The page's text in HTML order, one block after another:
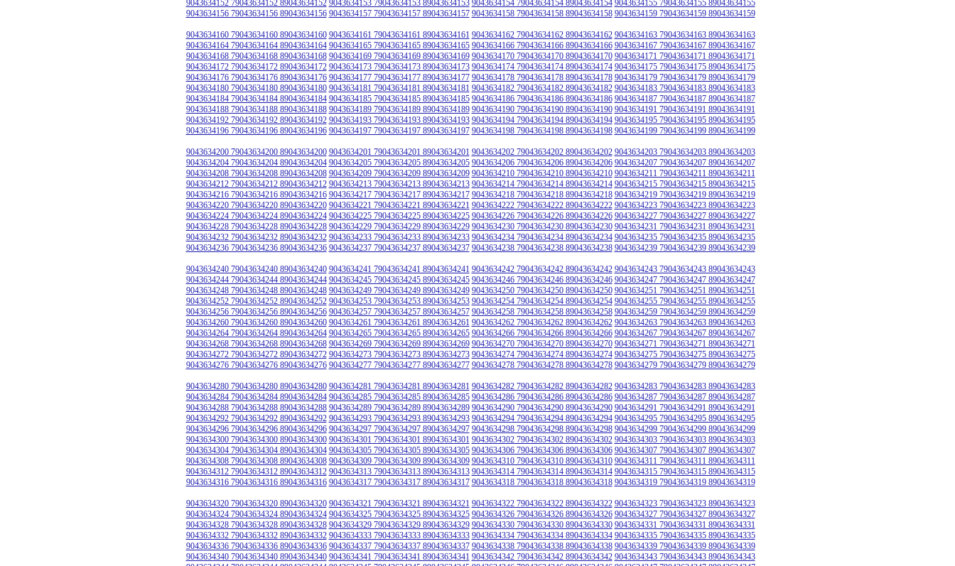
9043634152 79043634152 89043634152 9043634153 79043634153 89043634153 9043634154 79043634154 89043634154 9043634155 79043634155 89043634155
9043634156 79043634156 89043634156 9043634157 79043634157 89043634157 9043634158 79043634158 89043634158 9043634159 79043634159 89043634159
9043634160 79043634160 89043634160 9043634161 79043634161 89043634161 9043634162 79043634162 89043634162 9043634163 79043634163 89043634163
9043634164 79043634164 89043634164 9043634165 79043634165 89043634165 9043634166 79043634166 89043634166 9043634167 79043634167 89043634167
9043634168 79043634168 89043634168 9043634169 79043634169 89043634169 9043634170 79043634170 89043634170 9043634171 79043634171 89043634171
9043634172 79043634172 89043634172 9043634173 79043634173 89043634173 9043634174 79043634174 89043634174 9043634175 79043634175 89043634175
9043634176 79043634176 89043634176 9043634177 79043634177 89043634177 9043634178 79043634178 89043634178 9043634179 79043634179 89043634179
9043634180 79043634180 89043634180 9043634181 79043634181 89043634181 9043634182 79043634182 89043634182 9043634183 79043634183 89043634183
9043634184 79043634184 89043634184 9043634185 79043634185 89043634185 9043634186 79043634186 89043634186 9043634187 79043634187 89043634187
9043634188 79043634188 89043634188 9043634189 79043634189 89043634189 9043634190 79043634190 89043634190 9043634191 79043634191 89043634191
9043634192 79043634192 89043634192 9043634193 79043634193 89043634193 9043634194 79043634194 89043634194 9043634195 79043634195 89043634195
9043634196 79043634196 89043634196 9043634197 79043634197 89043634197 9043634198 79043634198 89043634198 9043634199 79043634199 89043634199
9043634200 79043634200 89043634200 9043634201 79043634201 89043634201 9043634202 79043634202 89043634202 9043634203 79043634203 89043634203
9043634204 79043634204 89043634204 9043634205 79043634205 89043634205 9043634206 79043634206 89043634206 9043634207 79043634207 89043634207
9043634208 79043634208 89043634208 9043634209 79043634209 89043634209 9043634210 79043634210 89043634210 9043634211 79043634211 89043634211
9043634212 79043634212 89043634212 9043634213 79043634213 89043634213 9043634214 79043634214 89043634214 9043634215 79043634215 89043634215
9043634216 79043634216 89043634216 9043634217 79043634217 89043634217 9043634218 79043634218 89043634218 9043634219 79043634219 89043634219
9043634220 79043634220 89043634220 9043634221 79043634221 89043634221 9043634222 79043634222 89043634222 9043634223 79043634223 89043634223
9043634224 79043634224 89043634224 9043634225 79043634225 89043634225 9043634226 79043634226 89043634226 9043634227 79043634227 89043634227
9043634228 79043634228 89043634228 9043634229 79043634229 89043634229 9043634230 79043634230 89043634230 9043634231 79043634231 89043634231
9043634232 79043634232 89043634232 9043634233 79043634233 89043634233 9043634234 79043634234 89043634234 9043634235 79043634235 89043634235
9043634236 79043634236 89043634236 9043634237 79043634237 89043634237 9043634238 79043634238 89043634238 9043634239 79043634239 89043634239
9043634240 79043634240 89043634240 9043634241 79043634241 89043634241 9043634242 79043634242 89043634242 9043634243 79043634243 89043634243
9043634244 79043634244 89043634244 9043634245 79043634245 89043634245 9043634246 79043634246 89043634246 9043634247 79043634247 89043634247
9043634248 79043634248 89043634248 9043634249 79043634249 89043634249 9043634250 79043634250 89043634250 9043634251 79043634251 89043634251
9043634252 79043634252 89043634252 9043634253 79043634253 89043634253 9043634254 79043634254 89043634254 9043634255 79043634255 89043634255
9043634256 79043634256 89043634256 9043634257 79043634257 89043634257 9043634258 79043634258 89043634258 9043634259 79043634259 89043634259
9043634260 79043634260 89043634260 9043634261 79043634261 89043634261 9043634262 79043634262 89043634262 9043634263 79043634263 89043634263
9043634264 79043634264 89043634264 9043634265 79043634265 89043634265 9043634266 79043634266 89043634266 9043634267 79043634267 89043634267
9043634268 79043634268 89043634268 9043634269 79043634269 89043634269 9043634270 79043634270 89043634270 9043634271 79043634271 89043634271
9043634272 79043634272 89043634272 9043634273 79043634273 89043634273 9043634274 79043634274 89043634274 9043634275 79043634275 89043634275
9043634276 79043634276 89043634276 9043634277 79043634277 89043634277 9043634278 79043634278 89043634278 9043634279 79043634279 89043634279
9043634280 79043634280 89043634280 9043634281 79043634281 89043634281 9043634282 79043634282 89043634282 9043634283 79043634283 89043634283
9043634284 79043634284 89043634284 9043634285 79043634285 89043634285 9043634286 79043634286 89043634286 9043634287 79043634287 89043634287
9043634288 79043634288 89043634288 9043634289 79043634289 89043634289 9043634290 79043634290 89043634290 9043634291 79043634291 89043634291
9043634292 79043634292 89043634292 9043634293 79043634293 89043634293 9043634294 79043634294 89043634294 9043634295 79043634295 89043634295
9043634296 79043634296 89043634296 9043634297 79043634297 89043634297 9043634298 79043634298 89043634298 9043634299 79043634299 89043634299
9043634300 79043634300 89043634300 9043634301 79043634301 89043634301 9043634302 79043634302 89043634302 9043634303 79043634303 89043634303
9043634304 79043634304 89043634304 9043634305 79043634305 89043634305 9043634306 79043634306 89043634306 9043634307 79043634307 89043634307
9043634308 79043634308 89043634308 9043634309 79043634309 89043634309 9043634310 79043634310 89043634310 9043634311 79043634311 89043634311
9043634312 79043634312 89043634312 9043634313 79043634313 89043634313 9043634314 79043634314 89043634314 9043634315 79043634315 89043634315
9043634316 79043634316 89043634316 9043634317 79043634317 89043634317 9043634318 79043634318 89043634318 9043634319 79043634319 89043634319
9043634320 79043634320 89043634320 9043634321 79043634321 89043634321 9043634322 79043634322 89043634322 9043634323 79043634323 89043634323
9043634324 79043634324 89043634324 9043634325 79043634325 89043634325 9043634326 79043634326 89043634326 9043634327 79043634327 89043634327
9043634328 79043634328 89043634328 9043634329 79043634329 89043634329 9043634330 79043634330 89043634330 9043634331 79043634331 89043634331
9043634332 79043634332 89043634332 9043634333 79043634333 89043634333 9043634334 79043634334 89043634334 9043634335 79043634335 89043634335
9043634336 79043634336 89043634336 9043634337 79043634337 89043634337 9043634338 79043634338 89043634338 9043634339 79043634339 89043634339
9043634340 79043634340 89043634340 9043634341 79043634341 89043634341 9043634342 79043634342 89043634342 9043634343 79043634343 89043634343